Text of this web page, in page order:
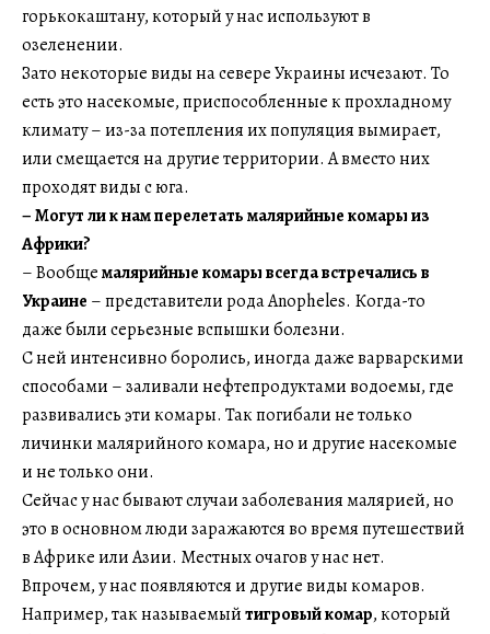
горькокаштану, который у нас используют в
озеленении.
Зато некоторые виды на севере Украины исчезают. То
есть это насекомые, приспособленные к прохладному
климату – из-за потепления их популяция вымирает,
или смещается на другие территории. А вместо них
проходят виды с юга.
–Могут ли к нам перелетать малярийные комары из
Африки?
– Вообщемалярийные комары всегда встречались в
Украине – представители рода Anopheles. Когда-то
даже были серьезные вспышки болезни.
С ней интенсивно боролись, иногда даже варварскими
способами – заливали нефтепродуктами водоемы, где
развивались эти комары. Так погибали не только
личинки малярийного комара, но и другие насекомые
и не только они.
Сейчас у нас бывают случаи заболевания малярией, но
это в основном люди заражаются во время путешествий
в Африке или Азии. Местных очагов у нас нет.
Впрочем, у нас появляются и другие виды комаров.
Например, так называемыйтигровый комар, который